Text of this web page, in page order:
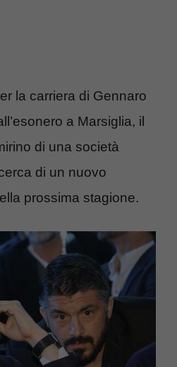
la carriera di Gennaro
a Marsiglia, il
di una società
di un nuovo
prossima stagione.